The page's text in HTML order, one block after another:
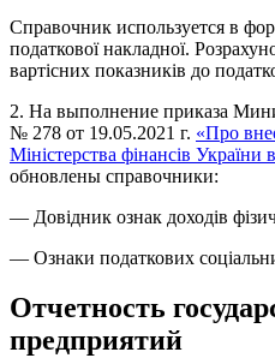
Справочник используется в
податкової накладної.
вартісних показників до
2. На выполнение приказа
№ 278 от 19.05.2021 г. «Про
Міністерства фінансів
обновлены справочники:
— Довідник ознак доходів
— Ознаки податкових
Отчетность
предприятий